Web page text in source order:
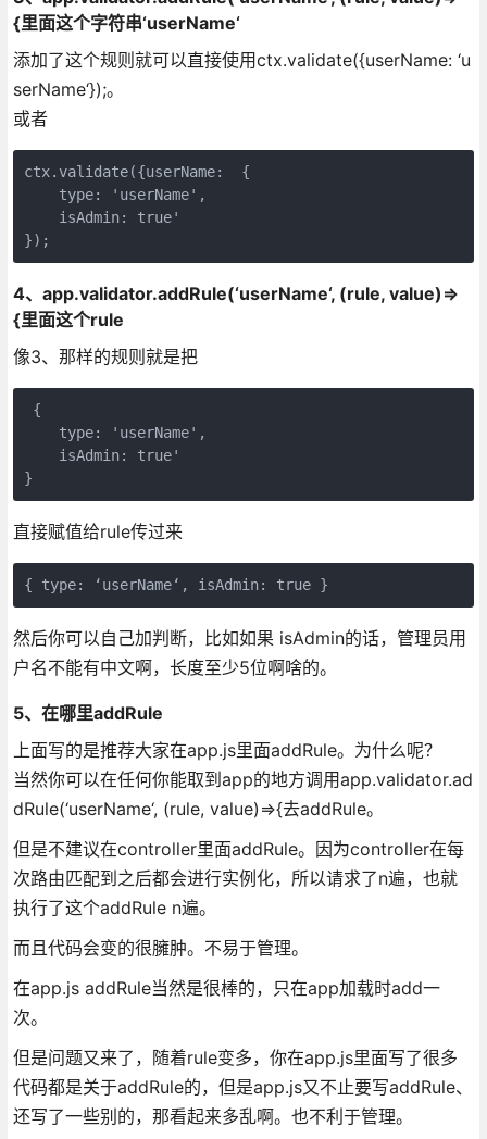
{里面这个字符串‘userName‘
添加了这个规则就可以直接使用ctx.validate({userName: ‘u
serName‘});。
或者
ctx.validate({userName:  {
    type: 'userName',
    isAdmin: true'
});
4、app.validator.addRule(‘userName‘, (rule, value)=>
{里面这个rule
像3、那样的规则就是把
{
    type: 'userName',
    isAdmin: true'
}
直接赋值给rule传过来
{ type: ‘userName‘, isAdmin: true }
然后你可以自己加判断，比如如果 isAdmin的话，管理员用
户名不能有中文啊，长度至少5位啊啥的。
5、在哪里addRule
上面写的是推荐大家在app.js里面addRule。为什么呢？
当然你可以在任何你能取到app的地方调用app.validator.ad
dRule(‘userName‘, (rule, value)=>{去addRule。
但是不建议在controller里面addRule。因为controller在每
次路由匹配到之后都会进行实例化，所以请求了n遍，也就
执行了这个addRule n遍。
而且代码会变的很臃肿。不易于管理。
在app.js addRule当然是很棒的，只在app加载时add一
次。
但是问题又来了，随着rule变多，你在app.js里面写了很多
代码都是关于addRule的，但是app.js又不止要写addRule、
还写了一些别的，那看起来多乱啊。也不利于管理。